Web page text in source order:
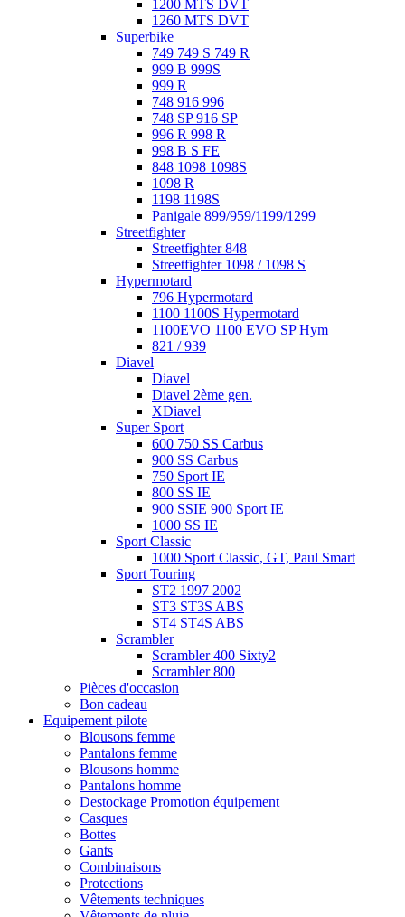
1200 MTS DVT
1260 MTS DVT
Superbike
749 749 S 749 R
999 B 999S
999 R
748 916 996
748 SP 916 SP
996 R 998 R
998 B S FE
848 1098 1098S
1098 R
1198 1198S
Panigale 899/959/1199/1299
Streetfighter
Streetfighter 848
Streetfighter 1098 / 1098 S
Hypermotard
796 Hypermotard
1100 1100S Hypermotard
1100EVO 1100 EVO SP Hym
821 / 939
Diavel
Diavel
Diavel 2ème gen.
XDiavel
Super Sport
600 750 SS Carbus
900 SS Carbus
750 Sport IE
800 SS IE
900 SSIE 900 Sport IE
1000 SS IE
Sport Classic
1000 Sport Classic, GT, Paul Smart
Sport Touring
ST2 1997 2002
ST3 ST3S ABS
ST4 ST4S ABS
Scrambler
Scrambler 400 Sixty2
Scrambler 800
Pièces d'occasion
Bon cadeau
Equipement pilote
Blousons femme
Pantalons femme
Blousons homme
Pantalons homme
Destockage Promotion équipement
Casques
Bottes
Gants
Combinaisons
Protections
Vêtements techniques